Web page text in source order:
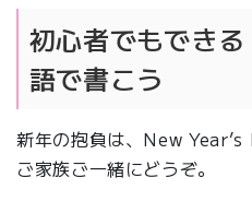
初心者でもでき
語で書こう
新年の抱負は、New
ご家族ご一緒にどうぞ。